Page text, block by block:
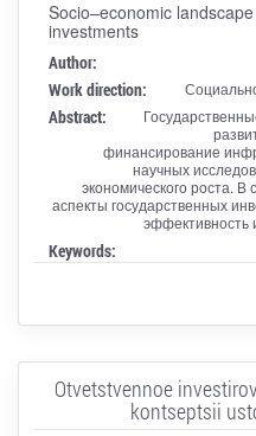
Socio–economic
investments
Author:
Work direction:
Abstract:
финансирование
научных
экономического роста.
аспекты государственных
эффективность
Keywords:
Otvetstvennoe
kontseptsii